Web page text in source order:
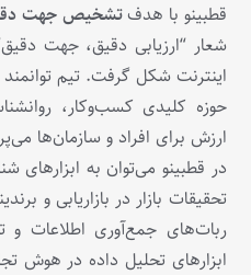
قطبینو با هدفتشخیص جهت دقیق
شعار “ارزیابی دقیق، جهت
اینترنت شکل گرفت. تیم
حوزه کلیدی کسب‌وکار،
ارزش برای افراد و سازمان‌ها
در قطبینو می‌توان به ابزارهای
تحقیقات بازار در بازاریابی و
ربات‌های جمع‌آوری اطلاعات
ابزارهای تحلیل داده در